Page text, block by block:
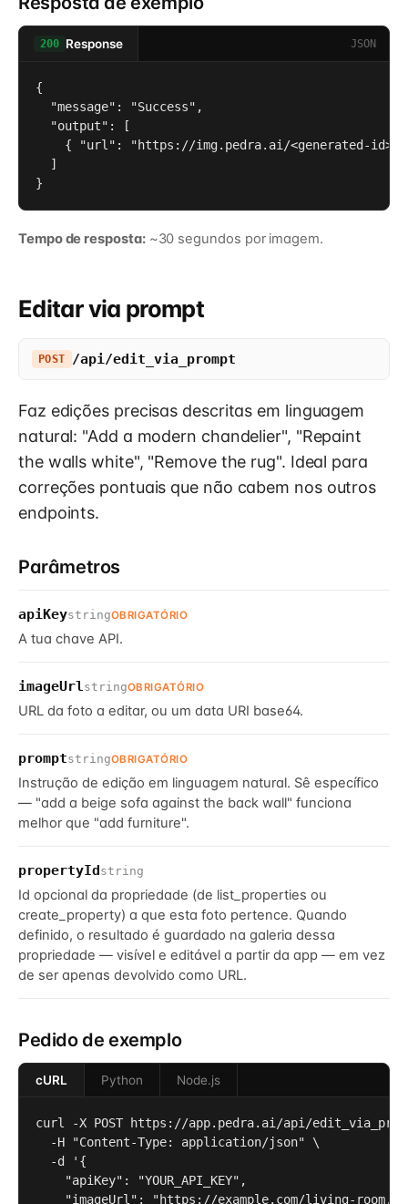
200 Response JSON
{
  "message": "Success",
  "output": [
{ "url": "https://img.pedra.ai/<generated-id>"
  ]
}
Tempo de resposta:~30 segundos por imagem.
Editar via prompt
POST /api/edit_via_prompt
Faz edições precisas descritas em linguagem
natural: "Add a modern chandelier", "Repaint
the walls white", "Remove the rug". Ideal para
correções pontuais que não cabem nos outros
endpoints.
Parâmetros
apiKeystringOBRIGATÓRIO
A tua chave API.
imageUrl stringOBRIGATÓRIO
URL da foto a editar, ou um data URI base64.
promptstringOBRIGATÓRIO
Instrução de edição em linguagem natural. Sê específico
— "add a beige sofa against the back wall" funciona
melhor que "add furniture".
propertyIdstring
Id opcional da propriedade (de list_properties ou
create_property) a que esta foto pertence. Quando
definido, o resultado é guardado na galeria dessa
propriedade — visível e editável a partir da app — em vez
de ser apenas devolvido como URL.
Pedido de exemplo
cURL Python Node.js
curl -X POST https://app.pedra.ai/api/
  -H "Content-Type: application/json" \
  -d '{
    "apiKey": "YOUR_API_KEY",
"imageUrl": "https://example.com/living-